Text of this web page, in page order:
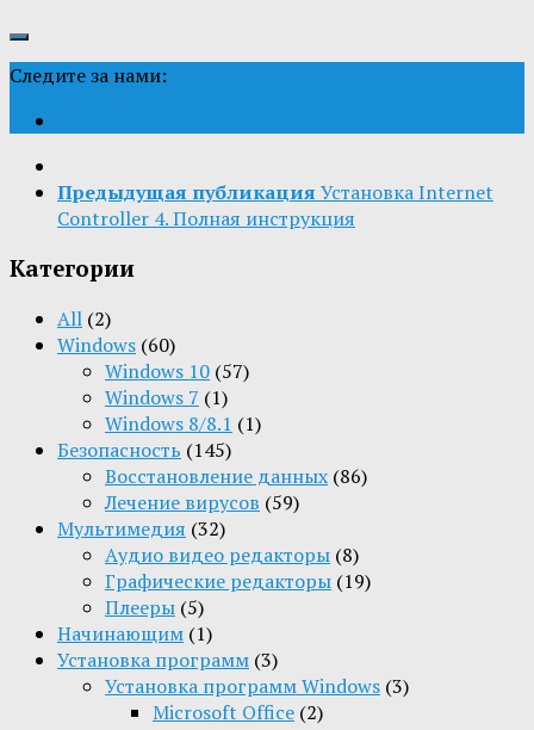
Следите за нами:
Предыдущая публикация Установка Internet
Controller 4. Полная инструкция
Категории
All (2)
Windows (60)
Windows 10 (57)
Windows 7 (1)
Windows 8/8.1 (1)
Безопасность (145)
Восстановление данных (86)
Лечение вирусов (59)
Мультимедия (32)
Aудио видео редакторы (8)
Графические редакторы (19)
Плееры (5)
Начинающим (1)
Установка программ (3)
Установка программ Windows (3)
Microsoft Office (2)